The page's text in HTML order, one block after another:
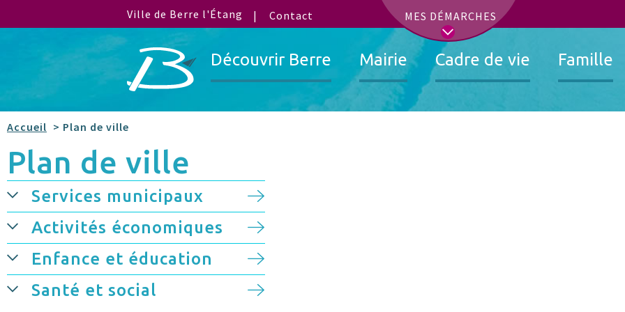
Ville de Berre l'Étang MES DÉMARCHES
Contact
Découvrir Berre Mairie Cadre de vie Famille
Accueil > Plan de ville
Plan de ville
Services municipaux
Activités économiques
Enfance et éducation
Santé et social